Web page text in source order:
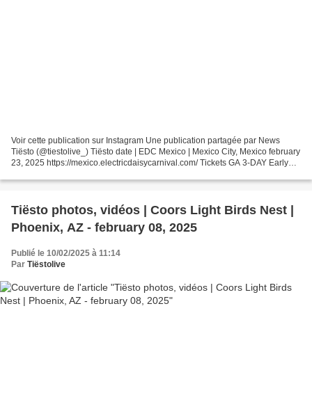
Voir cette publication sur Instagram Une publication partagée par News
Tiësto (@tiestolive_) Tiësto date | EDC Mexico | Mexico City, Mexico february
23, 2025 https://mexico.electricdaisycarnival.com/ Tickets GA 3-DAY Early
Tiësto photos, vidéos | Coors Light Birds Nest |
Phoenix, AZ - february 08, 2025
Publié le 10/02/2025 à 11:14
Par Tiëstolive